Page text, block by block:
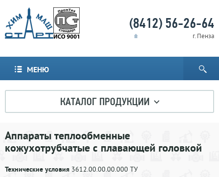
(8412) 56-26-64
г. Пенза
МЕНЮ
КАТАЛОГ ПРОДУКЦИИ
Аппараты теплообменные
кожухотрубчатые с плавающей головкой
Технические условия 3612.00.00.00.000 ТУ